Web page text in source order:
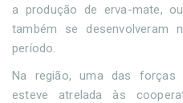
a produção de erva-mate,
também se desenvolveram
período.
Na região, uma das forças
esteve atrelada às